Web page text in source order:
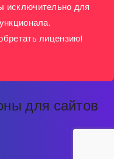
исключительно для
лицензию!